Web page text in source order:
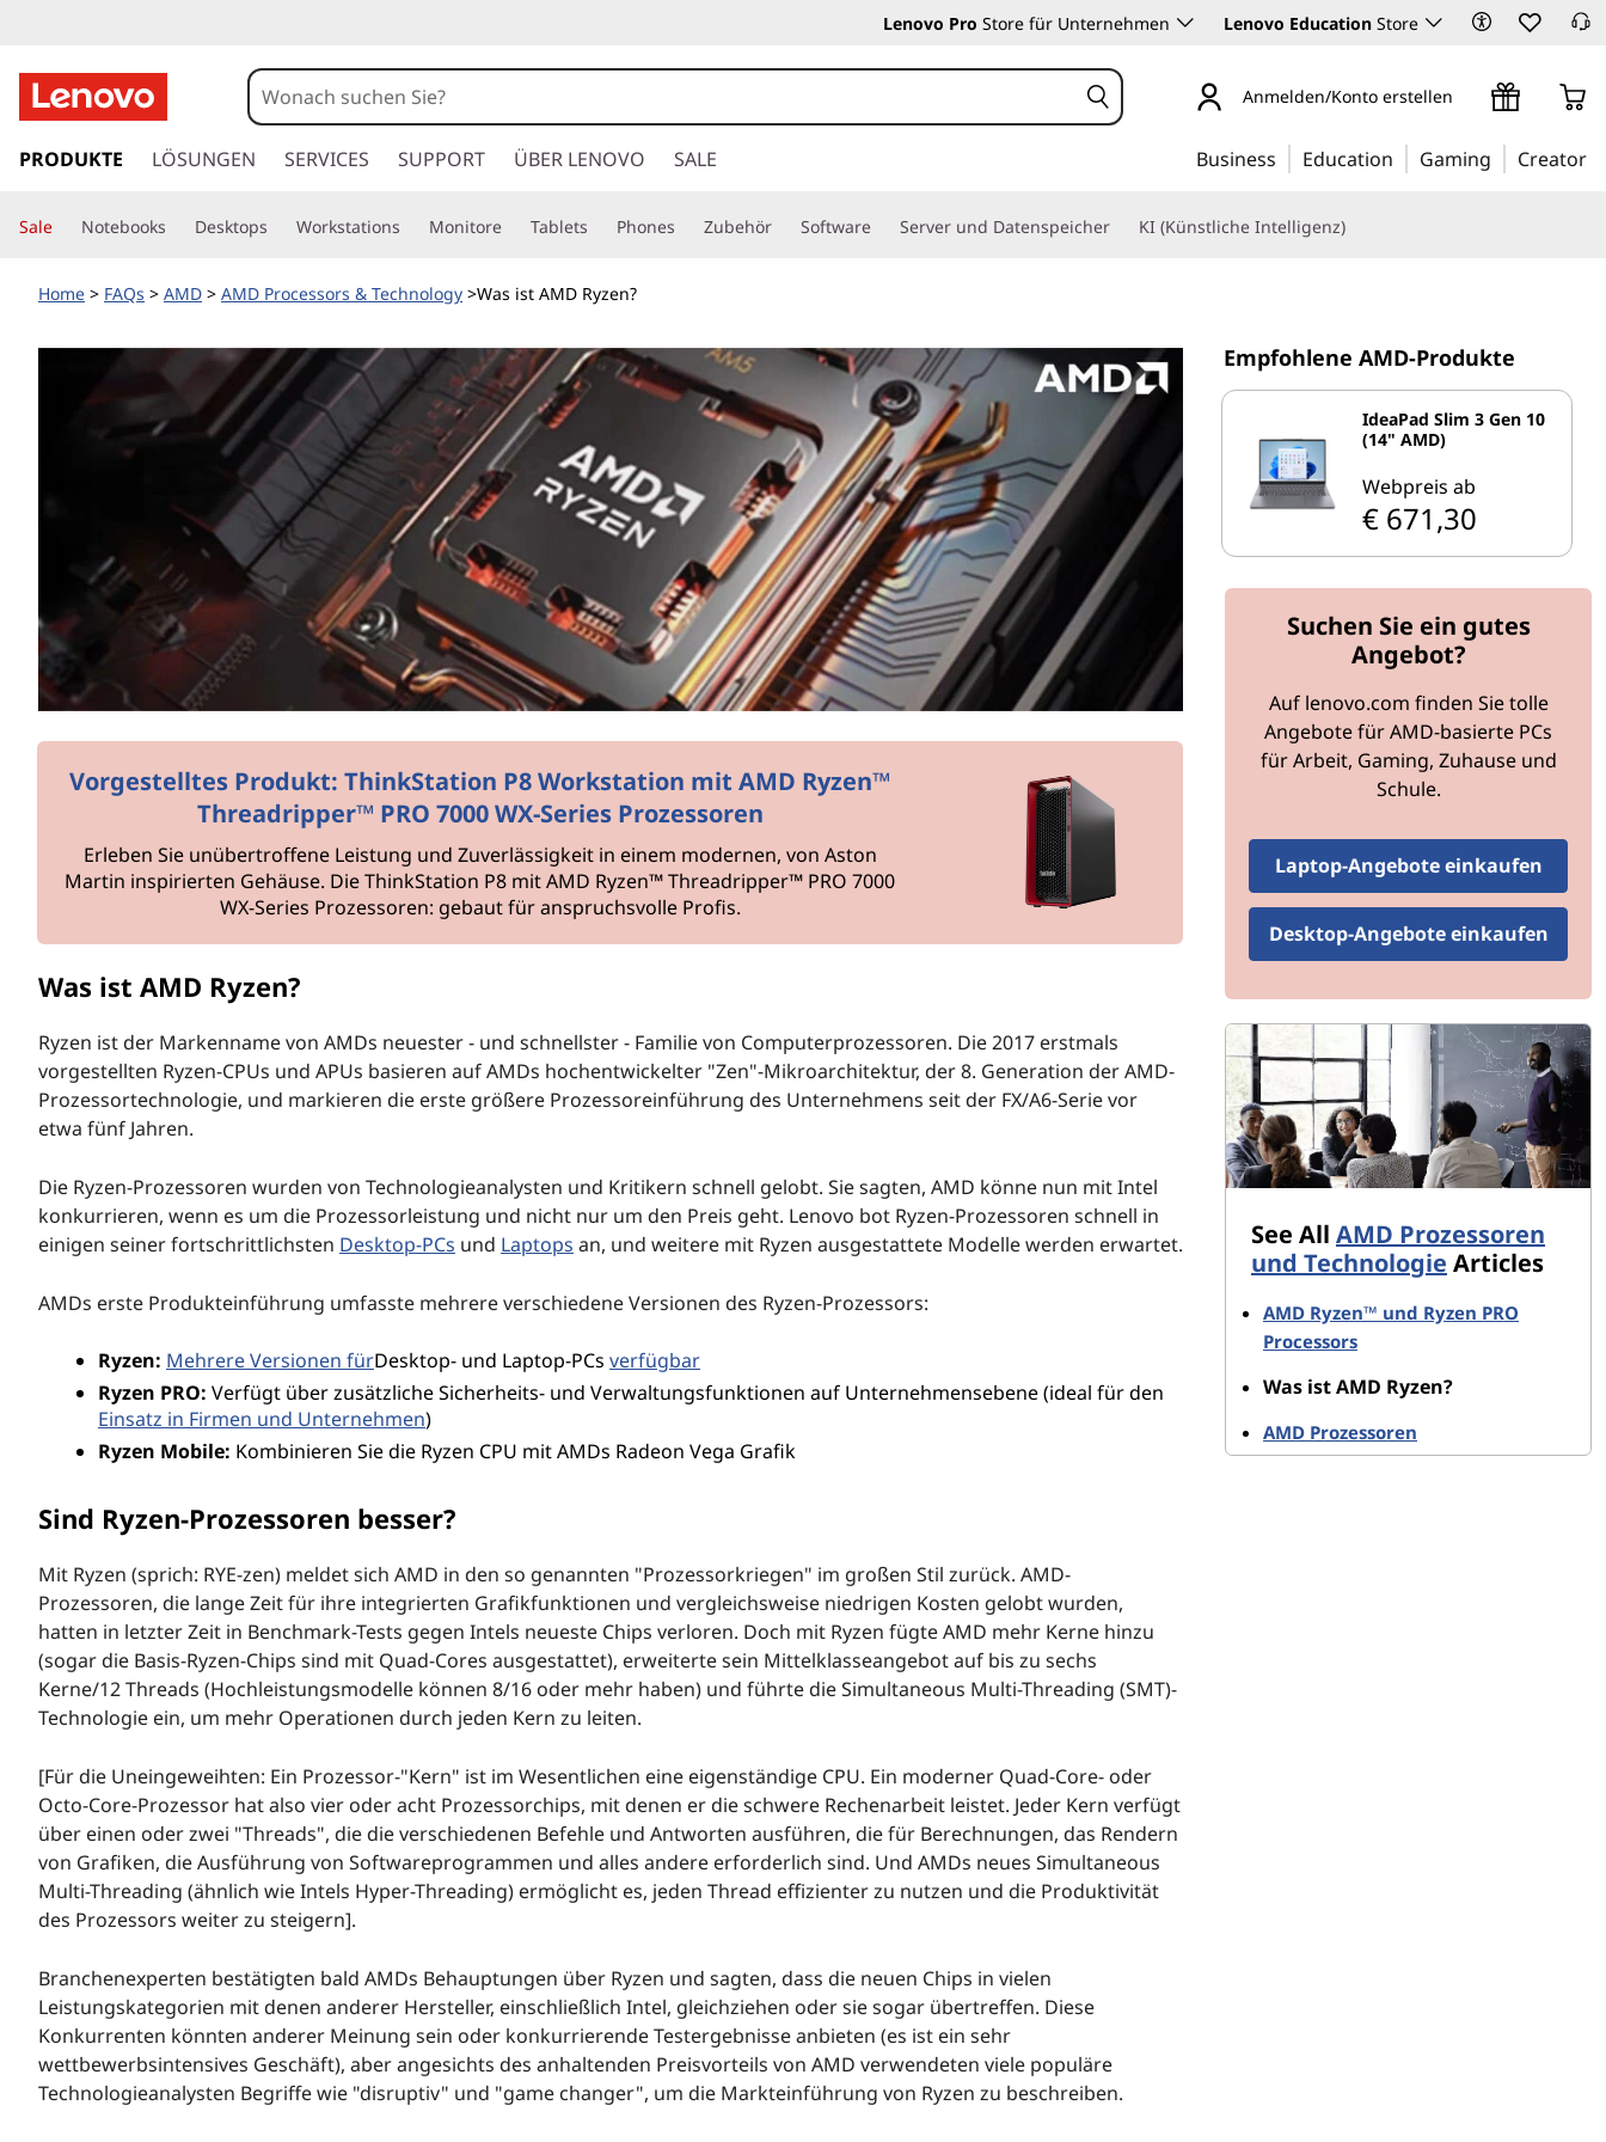
Lenovo Pro Store für Unternehmen Lenovo Education Store
u
a
Anmelden/Konto erstellen
PRODUKTE LÖSUNGEN SERVICES SUPPORT ÜBER LENOVO SALE Business Education Gaming Creator
Sale Notebooks Desktops Workstations Monitore Tablets Phones Zubehör Software Server und Datenspeicher KI (Künstliche Intelligenz)
Home > FAQs > AMD > AMD Processors & Technology >Was ist AMD Ryzen?
Vorgestelltes Produkt: ThinkStation P8 Workstation mit AMD Ryzen™
Threadripper™ PRO 7000 WX-Series Prozessoren
Erleben Sie unübertroffene Leistung und Zuverlässigkeit in einem modernen, von Aston
Martin inspirierten Gehäuse. Die ThinkStation P8 mit AMD Ryzen™ Threadripper™ PRO 7000
WX-Series Prozessoren: gebaut für anspruchsvolle Profis.
Was ist AMD Ryzen?
Ryzen ist der Markenname von AMDs neuester - und schnellster - Familie von Computerprozessoren. Die 2017 erstmals
vorgestellten Ryzen-CPUs und APUs basieren auf AMDs hochentwickelter "Zen"-Mikroarchitektur, der 8. Generation der AMD-
Prozessortechnologie, und markieren die erste größere Prozessoreinführung des Unternehmens seit der FX/A6-Serie vor
etwa fünf Jahren.
Die Ryzen-Prozessoren wurden von Technologieanalysten und Kritikern schnell gelobt. Sie sagten, AMD könne nun mit Intel
konkurrieren, wenn es um die Prozessorleistung und nicht nur um den Preis geht. Lenovo bot Ryzen-Prozessoren schnell in
einigen seiner fortschrittlichsten Desktop-PCs und Laptops an, und weitere mit Ryzen ausgestattete Modelle werden erwartet.
AMDs erste Produkteinführung umfasste mehrere verschiedene Versionen des Ryzen-Prozessors:
Ryzen: Mehrere Versionen fürDesktop- und Laptop-PCs verfügbar
Ryzen PRO: Verfügt über zusätzliche Sicherheits- und Verwaltungsfunktionen auf Unternehmensebene (ideal für den
Einsatz in Firmen und Unternehmen)
Ryzen Mobile: Kombinieren Sie die Ryzen CPU mit AMDs Radeon Vega Grafik
Sind Ryzen-Prozessoren besser?
Mit Ryzen (sprich: RYE-zen) meldet sich AMD in den so genannten "Prozessorkriegen" im großen Stil zurück. AMD-
Prozessoren, die lange Zeit für ihre integrierten Grafikfunktionen und vergleichsweise niedrigen Kosten gelobt wurden,
hatten in letzter Zeit in Benchmark-Tests gegen Intels neueste Chips verloren. Doch mit Ryzen fügte AMD mehr Kerne hinzu
(sogar die Basis-Ryzen-Chips sind mit Quad-Cores ausgestattet), erweiterte sein Mittelklasseangebot auf bis zu sechs
Kerne/12 Threads (Hochleistungsmodelle können 8/16 oder mehr haben) und führte die Simultaneous Multi-Threading (SMT)-
Technologie ein, um mehr Operationen durch jeden Kern zu leiten.
[Für die Uneingeweihten: Ein Prozessor-"Kern" ist im Wesentlichen eine eigenständige CPU. Ein moderner Quad-Core- oder
Octo-Core-Prozessor hat also vier oder acht Prozessorchips, mit denen er die schwere Rechenarbeit leistet. Jeder Kern verfügt
über einen oder zwei "Threads", die die verschiedenen Befehle und Antworten ausführen, die für Berechnungen, das Rendern
von Grafiken, die Ausführung von Softwareprogrammen und alles andere erforderlich sind. Und AMDs neues Simultaneous
Multi-Threading (ähnlich wie Intels Hyper-Threading) ermöglicht es, jeden Thread effizienter zu nutzen und die Produktivität
des Prozessors weiter zu steigern].
Branchenexperten bestätigten bald AMDs Behauptungen über Ryzen und sagten, dass die neuen Chips in vielen
Leistungskategorien mit denen anderer Hersteller, einschließlich Intel, gleichziehen oder sie sogar übertreffen. Diese
Konkurrenten könnten anderer Meinung sein oder konkurrierende Testergebnisse anbieten (es ist ein sehr
wettbewerbsintensives Geschäft), aber angesichts des anhaltenden Preisvorteils von AMD verwendeten viele populäre
Technologieanalysten Begriffe wie "disruptiv" und "game changer", um die Markteinführung von Ryzen zu beschreiben.
Empfohlene AMD-Produkte
IdeaPad Slim 3 Gen 10
(14" AMD)
Webpreis ab
€ 671,30
Suchen Sie ein gutes
Angebot?
Auf lenovo.com finden Sie tolle
Angebote für AMD-basierte PCs
für Arbeit, Gaming, Zuhause und
Schule.
Laptop-Angebote einkaufen
Desktop-Angebote einkaufen
See All AMD Prozessoren
und Technologie Articles
AMD Ryzen™ und Ryzen PRO
Processors
Was ist AMD Ryzen?
AMD Prozessoren